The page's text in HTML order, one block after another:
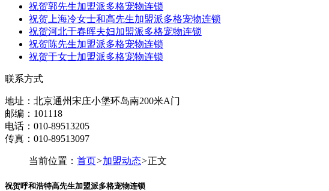
祝贺郭先生加盟派多格宠物连锁
祝贺上海冷女士和高先生加盟派多格宠物连锁
祝贺河北于春晖夫妇加盟派多格宠物连锁
祝贺陈先生加盟派多格宠物连锁
祝贺于女士加盟派多格宠物连锁
联系方式
地址：北京通州宋庄小堡环岛南200米A门
邮编：101118
电话：010-89513205
传真：010-89513097
当前位置： 首页>加盟动态>正文
祝贺呼和浩特高先生加盟派多格宠物连锁